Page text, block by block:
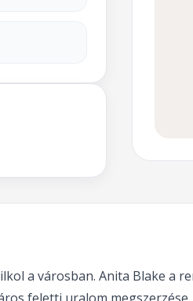
a városban. Anita Blake a